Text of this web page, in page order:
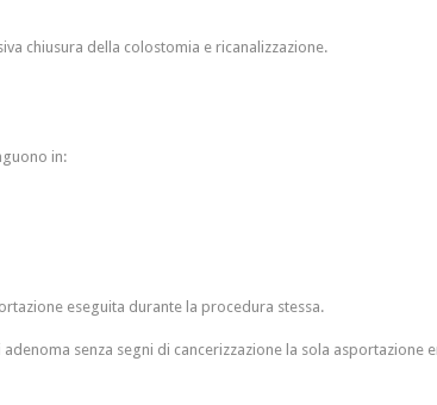
chiusura della colostomia e ricanalizzazione.
in:
eseguita durante la procedura stessa.
senza segni di cancerizzazione la sola asportazione